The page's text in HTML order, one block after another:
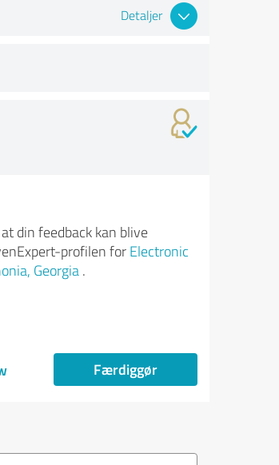
Detaljer
din feedback kan blive
profilen for Electronic
Georgia.
Færdiggør